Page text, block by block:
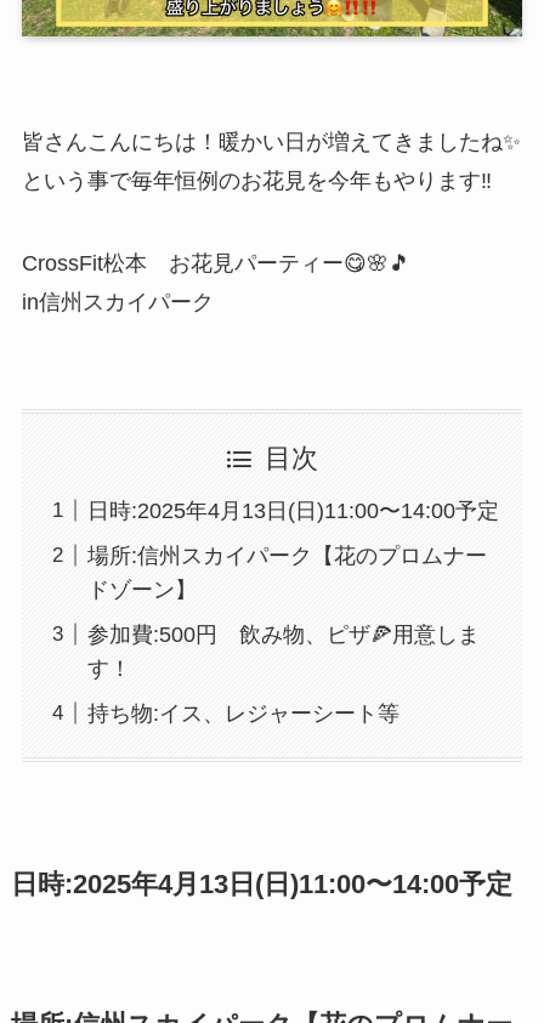
皆さんこんにちは！暖かい日が増えてきましたね✨
という事で毎年恒例のお花見を今年もやります‼️
CrossFit松本 お花見パーティー😋🌸🎵
in信州スカイパーク
目次
日時:2025年4月13日(日)11:00〜14:00予定
場所:信州スカイパーク【花のプロムナー
ドゾーン】
参加費:500円 飲み物、ピザ🍕用意しま
す！
持ち物:イス、レジャーシート等
日時:2025年4月13日(日)11:00〜14:00予定